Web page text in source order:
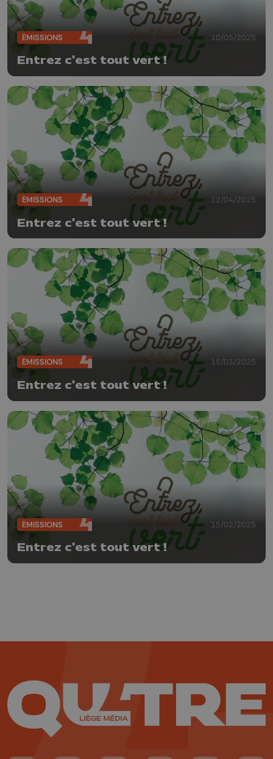
ÉMISSIONS 10/05/2025
Entrez c'est tout vert !
ÉMISSIONS 12/04/2025
Entrez c'est tout vert !
ÉMISSIONS 15/03/2025
Entrez c'est tout vert !
ÉMISSIONS 15/02/2025
Entrez c'est tout vert !